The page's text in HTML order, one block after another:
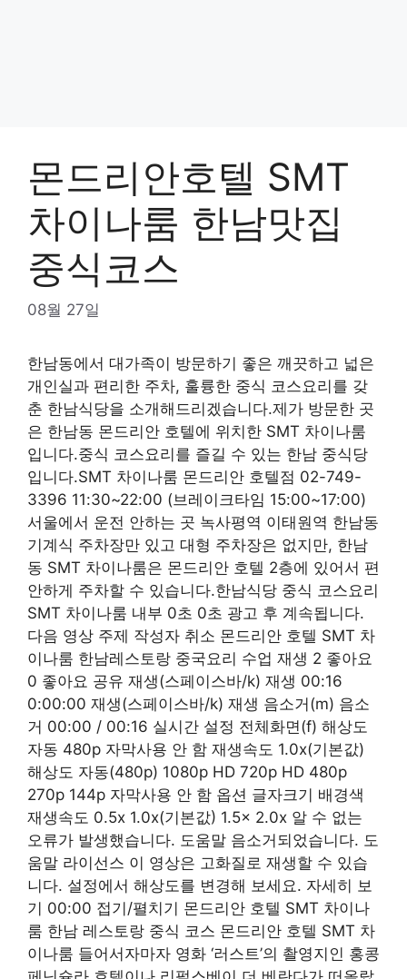
몬드리안호텔 SMT
차이나룸 한남맛집
중식코스
08월 27일
한남동에서 대가족이 방문하기 좋은 깨끗하고 넓은
개인실과 편리한 주차, 훌륭한 중식 코스요리를 갖
춘 한남식당을 소개해드리겠습니다.제가 방문한 곳
은 한남동 몬드리안 호텔에 위치한 SMT 차이나룸
입니다.중식 코스요리를 즐길 수 있는 한남 중식당
입니다.SMT 차이나룸 몬드리안 호텔점 02-749-
3396 11:30~22:00 (브레이크타임 15:00~17:00)
서울에서 운전 안하는 곳 녹사평역 이태원역 한남동
기계식 주차장만 있고 대형 주차장은 없지만, 한남
동 SMT 차이나룸은 몬드리안 호텔 2층에 있어서 편
안하게 주차할 수 있습니다.한남식당 중식 코스요리
SMT 차이나룸 내부 0초 0초 광고 후 계속됩니다.
다음 영상 주제 작성자 취소 몬드리안 호텔 SMT 차
이나룸 한남레스토랑 중국요리 수업 재생 2 좋아요
0 좋아요 공유 재생(스페이스바/k) 재생 00:16
0:00:00 재생(스페이스바/k) 재생 음소거(m) 음소
거 00:00 / 00:16 실시간 설정 전체화면(f) 해상도
자동 480p 자막사용 안 함 재생속도 1.0x(기본값)
해상도 자동(480p) 1080p HD 720p HD 480p
270p 144p 자막사용 안 함 옵션 글자크기 배경색
재생속도 0.5x 1.0x(기본값) 1.5x 2.0x 알 수 없는
오류가 발생했습니다. 도움말 음소거되었습니다. 도
움말 라이선스 이 영상은 고화질로 재생할 수 있습
니다. 설정에서 해상도를 변경해 보세요. 자세히 보
기 00:00 접기/펼치기 몬드리안 호텔 SMT 차이나
룸 한남 레스토랑 중식 코스 몬드리안 호텔 SMT 차
이나룸 들어서자마자 영화 ‘러스트’의 촬영지인 홍콩